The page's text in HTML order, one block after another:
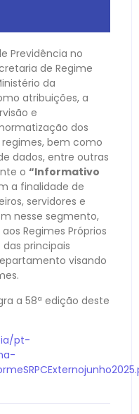
Previdência no
de Regime
da
atribuições, a
e
dos
bem como
dados, entre outras
o “Informativo
a finalidade de
servidores e
nesse segmento,
Regimes Próprios
das principais
visando
a 58ª edição deste
pt-